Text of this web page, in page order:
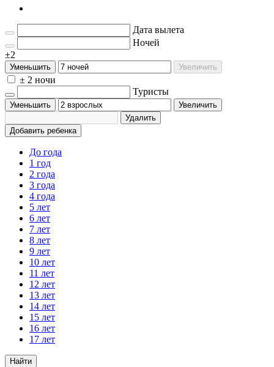
Дата вылета
Ночей
±2
Уменьшить Увеличить
± 2 ночи
Туристы
Уменьшить
Увеличить
Удалить
Добавить ребенка
До года
1 год
2 года
3 года
4 года
5 лет
6 лет
7 лет
8 лет
9 лет
10 лет
11 лет
12 лет
13 лет
14 лет
15 лет
16 лет
17 лет
Найти